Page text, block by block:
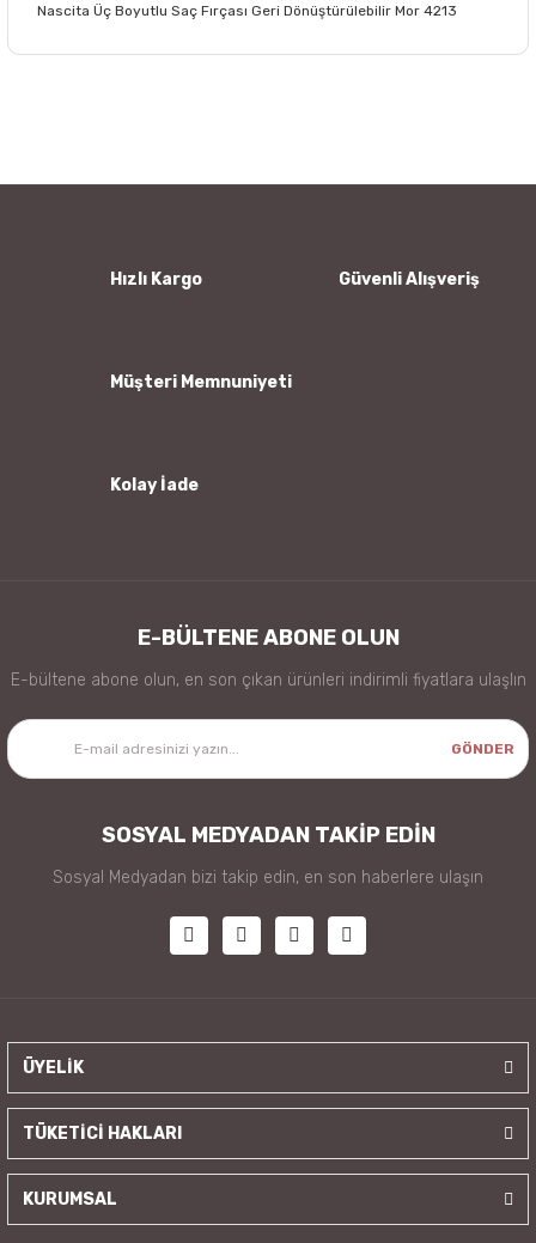
Nascita Üç Boyutlu Saç Fırçası Geri Dönüştürülebilir Mor 4213
Ürün bilgilerinde hatalar bulunuyor.
Hızlı Kargo Güvenli Alışveriş
Müşteri Memnuniyeti
Kolay İade
E-BÜLTENE ABONE OLUN
E-bültene abone olun, en son çıkan ürünleri indirimli fiyatlara ulaşlın
GÖNDER
SOSYAL MEDYADAN TAKİP EDİN
Sosyal Medyadan bizi takip edin, en son haberlere ulaşın
ÜYELİK
TÜKETİCİ HAKLARI
KURUMSAL